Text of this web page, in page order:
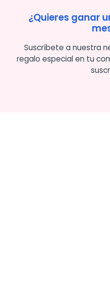
¿Quieres ganar
Suscríbete a nuestra
regalo especial en tu